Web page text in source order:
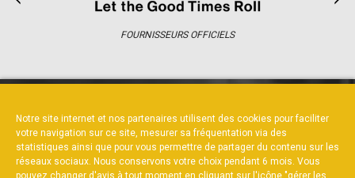
Notre site internet et nos partenaires utilisent des cookies pour faciliter
votre navigation sur ce site, mesurer sa fréquentation via des
statistiques ainsi que pour vous permettre de partager du contenu sur les
réseaux sociaux. Nous conservons votre choix pendant 6 mois. Vous
pouvez changer d'avis à tout moment en cliquant sur l'icône "gérer les
FOURNISSEURS OFFICIELS
NOUS CONTACTER
MENTIONS LÉGALES
CHARTE DE CONFIDENTIALITÉ
POLITIQUE DE COOKIES
DÉCLARATION DE CONFIDENTIALITÉ